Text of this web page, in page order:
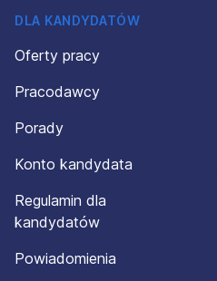
DLA KANDYDATÓW
Oferty pracy
Pracodawcy
Porady
Konto kandydata
Regulamin dla
kandydatów
Powiadomienia